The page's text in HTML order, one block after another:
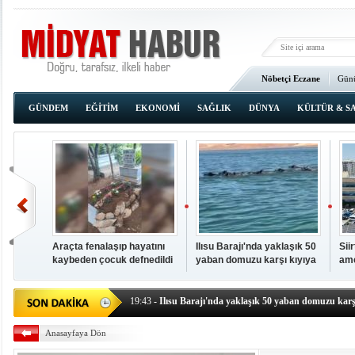
Nöbetçi Eczane
Ana Sayfa
GÜNDEM
EĞİTİM EKONOMİ SAĞLIK DÜNYA KÜLTÜR &
Araçta fenalaşıp hayatını
kaybeden çocuk defnedildi
Ilısu Barajı'nda yaklaşık 50
yaban domuzu karşı kıyıya
- OKUMAK İÇİN TIKLAYIN
19:43 - Ilısu Barajı'nda yaklaşık 50 yaban domuzu
19:42- Hacıoğlu: UMKE ekipleri bilgi, cesaret ve
19:08- HÜDA PAR Şırnak il başkanı Yalçın:
Anasayfaya Dön